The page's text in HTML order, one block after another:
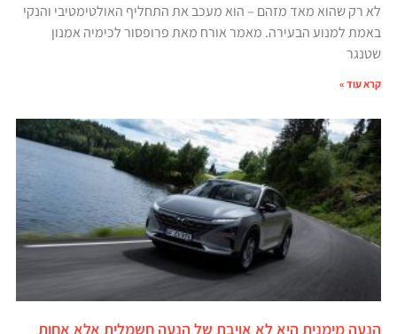
לא רק שהוא מאד מזהם – הוא מעכב את התחליף האולטימטיבי והנקי
באמת למנוע הבעירה. מאמר אורח מאת פרופסור לכימיה אמנון
שטנגר
קרא עוד »
הנעה מימנית היא לא אויבת של הנעה חשמלית אלא אחות